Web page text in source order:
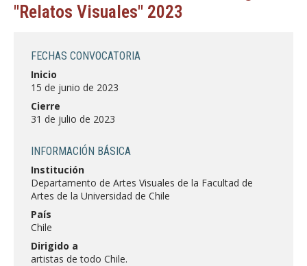
CREACIÓN E INVESTIGACIÓN
Estudiantes
Académicas/os
"Relatos Visuales" 2023
FECHAS CONVOCATORIA
Inicio
15 de junio de 2023
Cierre
31 de julio de 2023
INFORMACIÓN BÁSICA
Institución
Departamento de Artes Visuales de la Facultad de
Artes de la Universidad de Chile
País
Chile
Dirigido a
artistas de todo Chile.